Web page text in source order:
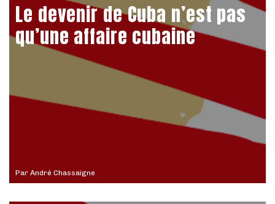
Par André Chassaigne
Le devenir de Cuba n’est pas
qu’une affaire cubaine